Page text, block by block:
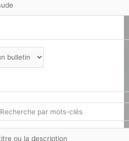
Recherche par mots-clés